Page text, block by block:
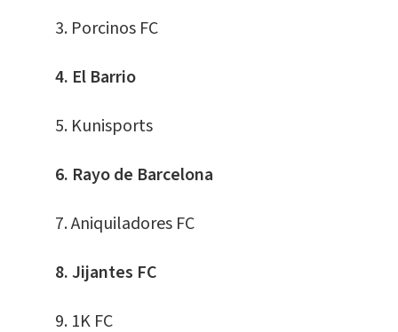
3. Porcinos FC
4. El Barrio
5. Kunisports
6. Rayo de Barcelona
7. Aniquiladores FC
8. Jijantes FC
9. 1K FC